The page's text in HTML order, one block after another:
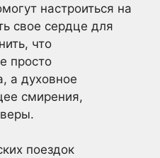
настроиться на
свое сердце для
что
просто
а духовное
смирения,
поездок